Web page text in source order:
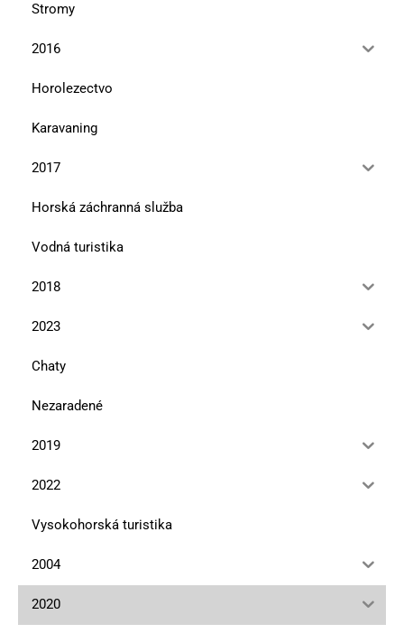
Stromy
2016
Horolezectvo
Karavaning
2017
Horská záchranná služba
Vodná turistika
2018
2023
Chaty
Nezaradené
2019
2022
Vysokohorská turistika
2004
2020